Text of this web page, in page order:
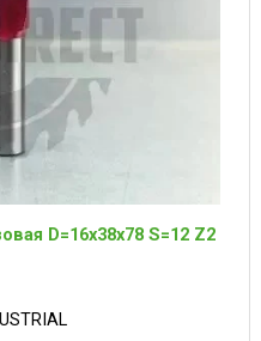
D=16x38x78 S=12 Z2